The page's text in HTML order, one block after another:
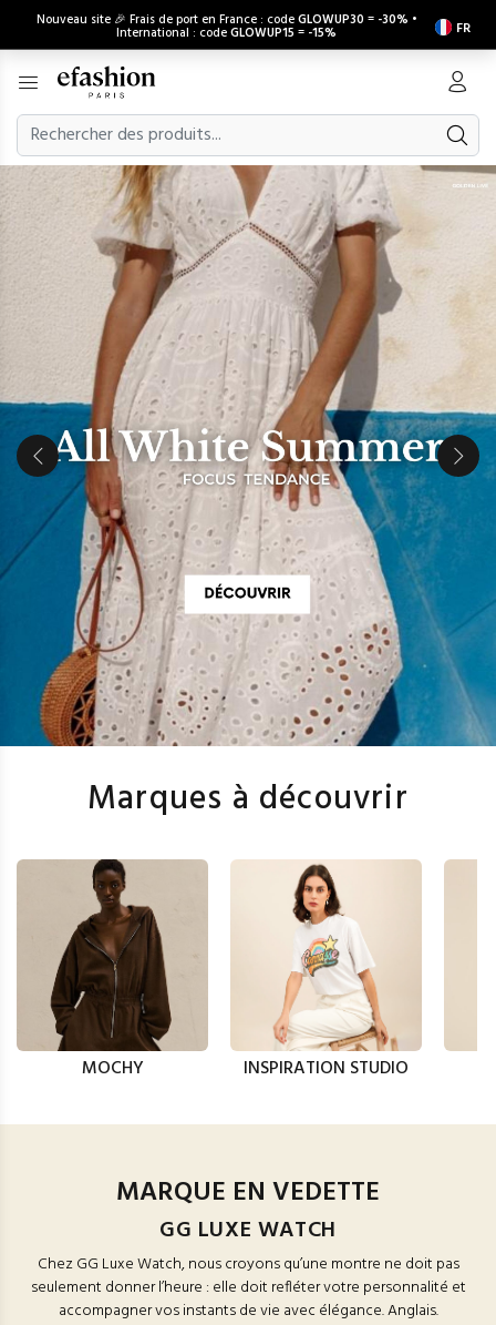
Nouveau site 🎉 Frais de port en France : codeGLOWUP30 = -30% •
International : codeGLOWUP15 = -15% FR
Marques à découvrir
MOCHY INSPIRATION STUDIO
MARQUE EN VEDETTE
GG LUXE WATCH
Chez GG Luxe Watch, nous croyons qu’une montre ne doit pas
seulement donner l’heure : elle doit refléter votre personnalité et
accompagner vos instants de vie avec élégance. Anglais.